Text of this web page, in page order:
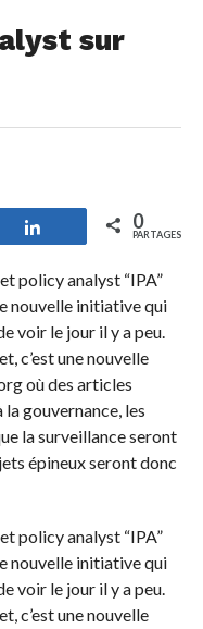
sur
Partagez 0
PARTAGES
policy analyst “IPA”
nouvelle initiative qui
voir le jour il y a peu.
c’est une nouvelle
où des articles
gouvernance, les
la surveillance seront
épineux seront donc
policy analyst “IPA”
nouvelle initiative qui
voir le jour il y a peu.
c’est une nouvelle